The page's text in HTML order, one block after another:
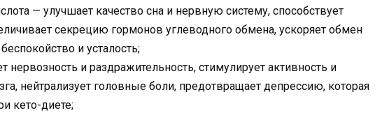
— улучшает качество сна и нервную систему, способствует
секрецию гормонов углеводного обмена, ускоряет обмен
и усталость;
нервозность и раздражительность, стимулирует активность и
нейтрализует головные боли, предотвращает депрессию, которая
кето-диете;